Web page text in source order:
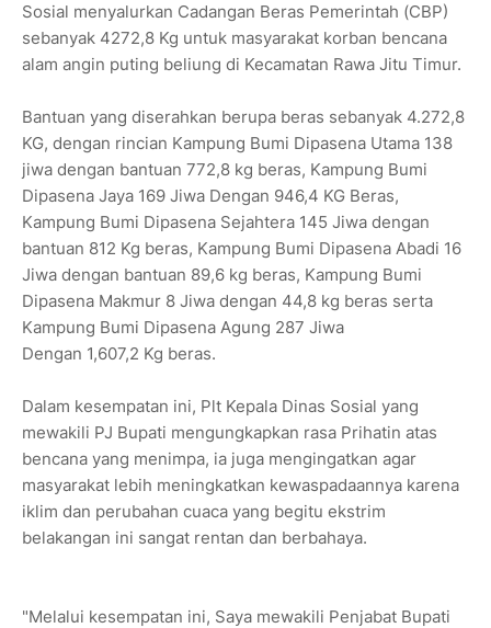
Sosial menyalurkan Cadangan Beras Pemerintah (CBP)
sebanyak 4272,8 Kg untuk masyarakat korban bencana
alam angin puting beliung di Kecamatan Rawa Jitu Timur.
Bantuan yang diserahkan berupa beras sebanyak 4.272,8
KG, dengan rincian Kampung Bumi Dipasena Utama 138
jiwa dengan bantuan 772,8 kg beras, Kampung Bumi
Dipasena Jaya 169 Jiwa Dengan 946,4 KG Beras,
Kampung Bumi Dipasena Sejahtera 145 Jiwa dengan
bantuan 812 Kg beras, Kampung Bumi Dipasena Abadi 16
Jiwa dengan bantuan 89,6 kg beras, Kampung Bumi
Dipasena Makmur 8 Jiwa dengan 44,8 kg beras serta
Kampung Bumi Dipasena Agung 287 Jiwa
Dengan 1,607,2 Kg beras.
Dalam kesempatan ini, Plt Kepala Dinas Sosial yang
mewakili PJ Bupati mengungkapkan rasa Prihatin atas
bencana yang menimpa, ia juga mengingatkan agar
masyarakat lebih meningkatkan kewaspadaannya karena
iklim dan perubahan cuaca yang begitu ekstrim
belakangan ini sangat rentan dan berbahaya.
"Melalui kesempatan ini, Saya mewakili Penjabat Bupati